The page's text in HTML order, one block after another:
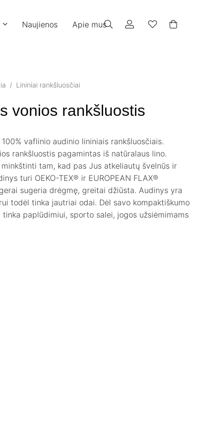
Naujienos Apie mus
/ Lininiai rankšluosčiai
vonios rankšluostis
vaflinio audinio lininiais rankšluosčiais.
rankšluostis pagamintas iš natūralaus lino.
tam, kad pas Jus atkeliautų švelnūs ir
turi OEKO-TEX® ir EUROPEAN FLAX®
sugeria drėgmę, greitai džiūsta. Audinys yra
todėl tinka jautriai odai. Dėl savo kompaktiškumo
paplūdimiui, sporto salei, jogos užsiėmimams